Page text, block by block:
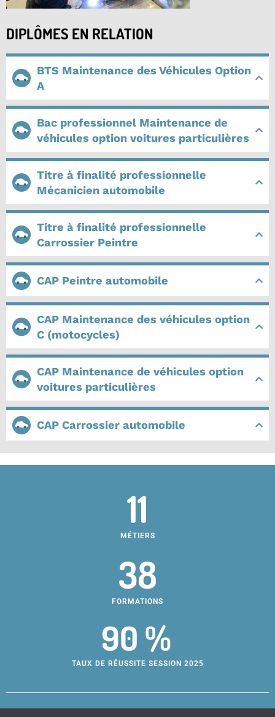
DIPLÔMES EN RELATION
BTS Maintenance des Véhicules Option
A
Bac professionnel Maintenance de
véhicules option voitures particulières
Titre à finalité professionnelle
Mécanicien automobile
Titre à finalité professionnelle
Carrossier Peintre
CAP Peintre automobile
CAP Maintenance des véhicules option
C (motocycles)
CAP Maintenance de véhicules option
voitures particulières
CAP Carrossier automobile
11
MÉTIERS
38
FORMATIONS
90 %
TAUX DE RÉUSSITE SESSION 2025